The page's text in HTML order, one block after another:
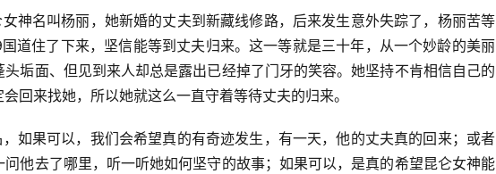
神名叫杨丽，她新婚的丈夫到新藏线修路，后来发生意外失踪了，杨丽苦等
道住了下来，坚信能等到丈夫归来。这一等就是三十年，从一个妙龄的美丽
垢面、但见到来人却总是露出已经掉了门牙的笑容。她坚持不肯相信自己的
回来找她，所以她就这么一直守着等待丈夫的归来。
如果可以，我们会希望真的有奇迹发生，有一天，他的丈夫真的回来；或者
他去了哪里，听一听她如何坚守的故事；如果可以，是真的希望昆仑女神能